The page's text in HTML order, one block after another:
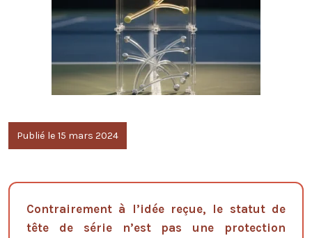
Publié le 15 mars 2024
Contrairement à l’idée reçue, le statut de
tête de série n’est pas une protection